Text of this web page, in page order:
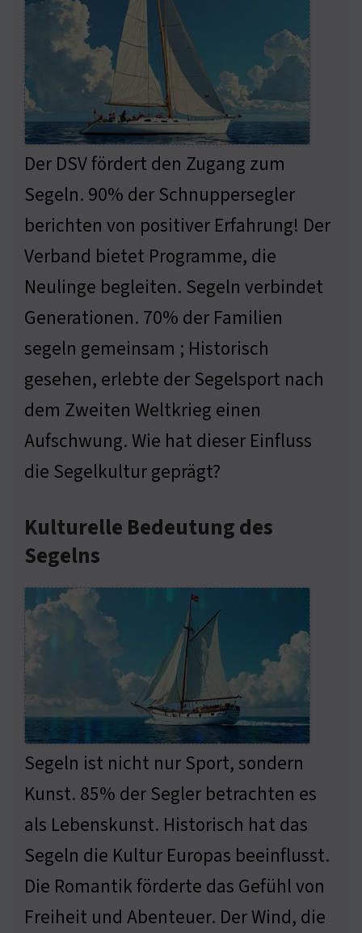
Der DSV fördert den Zugang zum
Segeln. 90% der Schnuppersegler
berichten von positiver Erfahrung! Der
Verband bietet Programme, die
Neulinge begleiten. Segeln verbindet
Generationen. 70% der Familien
segeln gemeinsam ; Historisch
gesehen, erlebte der Segelsport nach
dem Zweiten Weltkrieg einen
Aufschwung. Wie hat dieser Einfluss
die Segelkultur geprägt?
Kulturelle Bedeutung des
Segelns
Segeln ist nicht nur Sport, sondern
Kunst. 85% der Segler betrachten es
als Lebenskunst. Historisch hat das
Segeln die Kultur Europas beeinflusst.
Die Romantik förderte das Gefühl von
Freiheit und Abenteuer. Der Wind, die